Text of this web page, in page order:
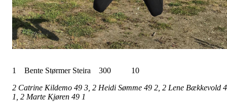
1 Bente Størmer Steira 300
10
2 Catrine Kildemo 49 3, 2 Heidi Sømme 49 2, 2 Lene Bækkevold
1, 2 Marte Kjøren 49 1